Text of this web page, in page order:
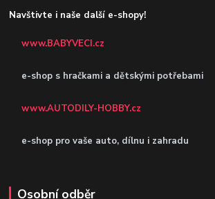
Navštivte i naše další e-shopy!
www.BABYVECI.cz
e-shop s hračkami a dětskými potřebami
www.AUTODILY-HOBBY.cz
e-shop pro vaše auto, dílnu i zahradu
Osobní odběr